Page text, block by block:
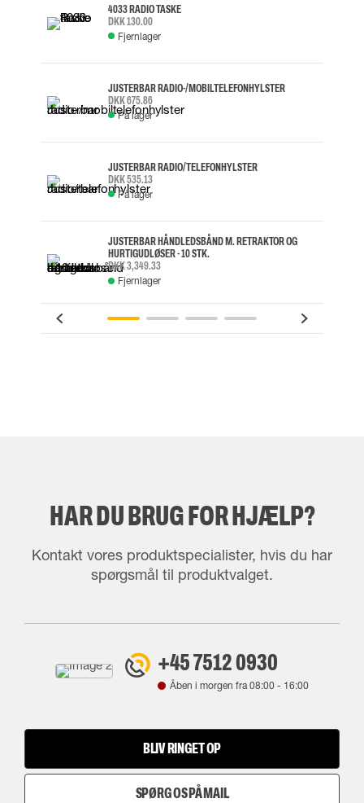
4033 RADIO TASKE
DKK 130.00
Fjernlager
JUSTERBAR RADIO-/MOBILTELEFONHYLSTER
DKK 675.86
På lager
JUSTERBAR RADIO/TELEFONHYLSTER
DKK 535.13
På lager
JUSTERBAR HÅNDLEDSBÅND M. RETRAKTOR OG
HURTIGUDLØSER - 10 STK.
DKK 3,349.33
Fjernlager
HAR DU BRUG FOR HJÆLP?
Kontakt vores produktspecialister, hvis du har
spørgsmål til produktvalget.
+45 7512 0930
Åben i morgen fra08:00 - 16:00
BLIV RINGET OP
SPØRG OS PÅ MAIL